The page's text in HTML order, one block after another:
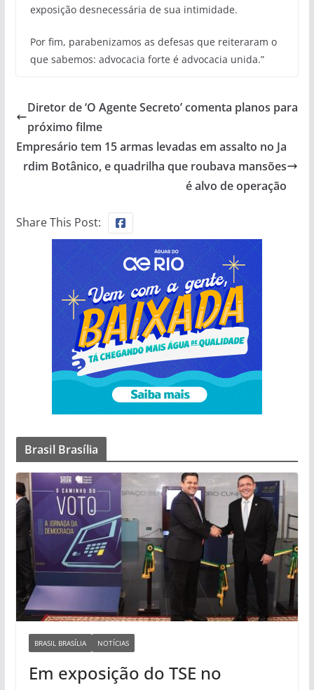
exposição desnecessária de sua intimidade.
Por fim, parabenizamos as defesas que reiteraram o
que sabemos: advocacia forte é advocacia unida.”
Diretor de ‘O Agente Secreto’ comenta planos para
próximo filme
Empresário tem 15 armas levadas em assalto no Ja
rdim Botânico, e quadrilha que roubava mansões
é alvo de operação
Share This Post:
Brasil Brasília
BRASIL BRASÍLIA NOTÍCIAS
Em exposição do TSE no